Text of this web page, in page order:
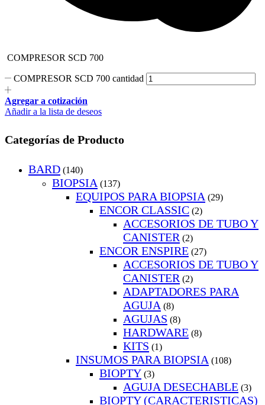
COMPRESOR SCD 700
COMPRESOR SCD 700 cantidad
Agregar a cotización
Añadir a la lista de deseos
Categorías de Producto
BARD (140)
BIOPSIA (137)
EQUIPOS PARA BIOPSIA (29)
ENCOR CLASSIC (2)
ACCESORIOS DE TUBO Y
CANISTER (2)
ENCOR ENSPIRE (27)
ACCESORIOS DE TUBO Y
CANISTER (2)
ADAPTADORES PARA
AGUJA (8)
AGUJAS (8)
HARDWARE (8)
KITS (1)
INSUMOS PARA BIOPSIA (108)
BIOPTY (3)
AGUJA DESECHABLE (3)
BIOPTY (CARACTERISTICAS)